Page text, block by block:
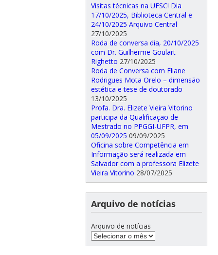
Visitas técnicas na UFSC! Dia
17/10/2025, Biblioteca Central e
24/10/2025 Arquivo Central
27/10/2025
Roda de conversa dia, 20/10/2025
com Dr. Guilherme Goulart
Righetto 27/10/2025
Roda de Conversa com Eliane
Rodrigues Mota Orelo – dimensão
estética e tese de doutorado
13/10/2025
Profa. Dra. Elizete Vieira Vitorino
participa da Qualificação de
Mestrado no PPGGI-UFPR, em
05/09/2025 09/09/2025
Oficina sobre Competência em
Informação será realizada em
Salvador com a professora Elizete
Vieira Vitorino 28/07/2025
Arquivo de notícias
Arquivo de notícias